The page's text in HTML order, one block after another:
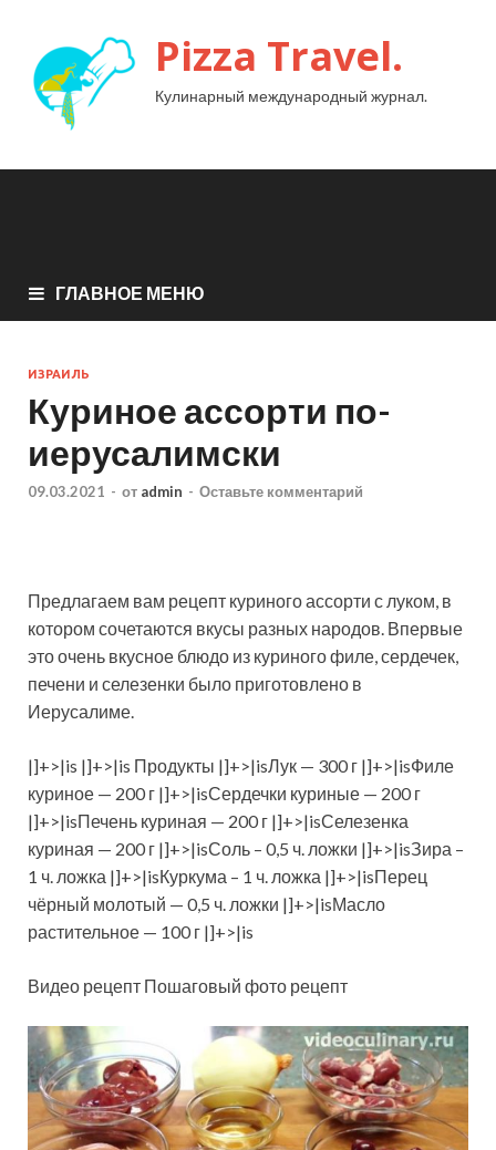
Pizza Travel.
Кулинарный международный журнал.
ГЛАВНОЕ МЕНЮ
ИЗРАИЛЬ
Куриное ассорти по-
иерусалимски
09.03.2021 - от admin - Оставьте комментарий
Предлагаем вам рецепт куриного ассорти с луком, в
котором сочетаются вкусы разных народов. Впервые
это очень вкусное блюдо из куриного филе, сердечек,
печени и селезенки было приготовлено в
Иерусалиме.
|]+>|is |]+>|is Продукты |]+>|isЛук — 300 г |]+>|isФиле
куриное — 200 г |]+>|isСердечки куриные — 200 г
|]+>|isПечень куриная — 200 г |]+>|isСелезенка
куриная — 200 г |]+>|isСоль – 0,5 ч. ложки |]+>|isЗира –
1 ч. ложка |]+>|isКуркума – 1 ч. ложка |]+>|isПерец
чёрный молотый — 0,5 ч. ложки |]+>|isМасло
растительное — 100 г |]+>|is
Видео рецепт Пошаговый фото рецепт